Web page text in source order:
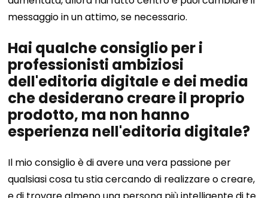
messaggio in un attimo, se necessario.
Hai qualche consiglio per i
professionisti ambiziosi
dell'editoria digitale e dei media
che desiderano creare il proprio
prodotto, ma non hanno
esperienza nell'editoria digitale?
Il mio consiglio è di avere una vera passione per
qualsiasi cosa tu stia cercando di realizzare o creare,